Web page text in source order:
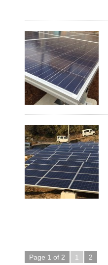
Page 1 of 2 1 2